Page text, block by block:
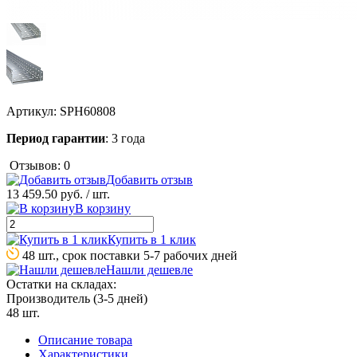
Артикул: SPH60808
Период гарантии: 3 года
Отзывов: 0
Добавить отзыв
13 459.50 руб. / шт.
В корзину
Купить в 1 клик
48 шт., срок поставки 5-7 рабочих дней
Нашли дешевле
Остатки на складах:
Производитель (3-5 дней)
48 шт.
Описание товара
Характеристики